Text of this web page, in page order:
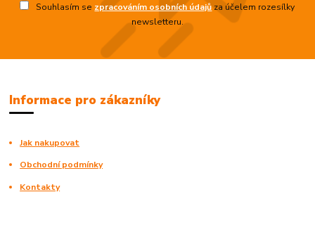
Souhlasím se zpracováním osobních údajůza účelem rozesílky
newsletteru.
Informace pro zákazníky
Jak nakupovat
Obchodní podmínky
Kontakty